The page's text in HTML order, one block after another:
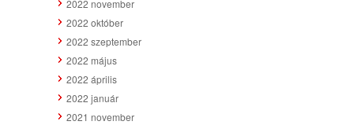
2022 november
2022 október
2022 szeptember
2022 május
2022 április
2022 január
2021 november